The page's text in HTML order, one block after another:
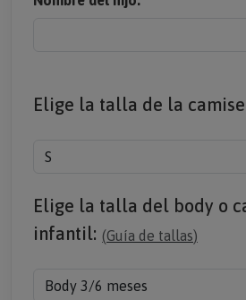
Elige la talla de la
Elige la talla del body o
infantil: (Guía de tallas)